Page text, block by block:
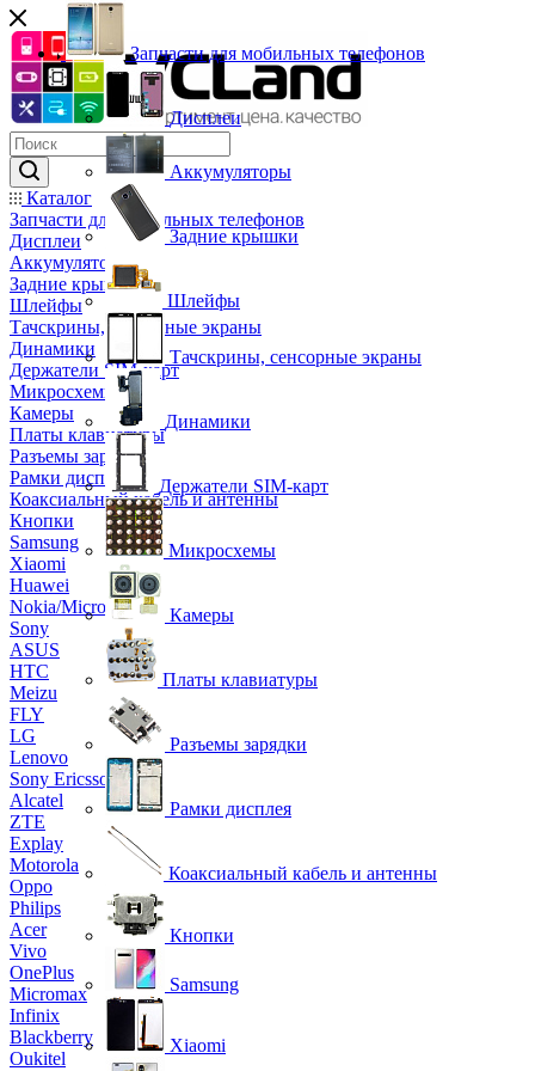
Каталог
Запчасти для мобильных телефонов
Дисплеи
Аккумуляторы
Задние крышки
Шлейфы
Тачскрины, сенсорные экраны
Динамики
Держатели SIM-карт
Микросхемы
Камеры
Платы клавиатуры
Разъемы зарядки
Рамки дисплея
Коаксиальный кабель и антенны
Кнопки
Samsung
Xiaomi
Huawei
Nokia/Microsoft
Sony
ASUS
HTC
Meizu
FLY
LG
Lenovo
Sony Ericsson
Alcatel
ZTE
Explay
Motorola
Oppo
Philips
Acer
Vivo
OnePlus
Micromax
Infinix
Blackberry
Oukitel
Запчасти для мобильных телефонов
Дисплеи
Аккумуляторы
Задние крышки
Шлейфы
Тачскрины, сенсорные экраны
Динамики
Держатели SIM-карт
Микросхемы
Камеры
Платы клавиатуры
Разъемы зарядки
Рамки дисплея
Коаксиальный кабель и антенны
Кнопки
Samsung
Xiaomi